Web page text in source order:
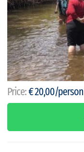
Price:€ 20,00/person